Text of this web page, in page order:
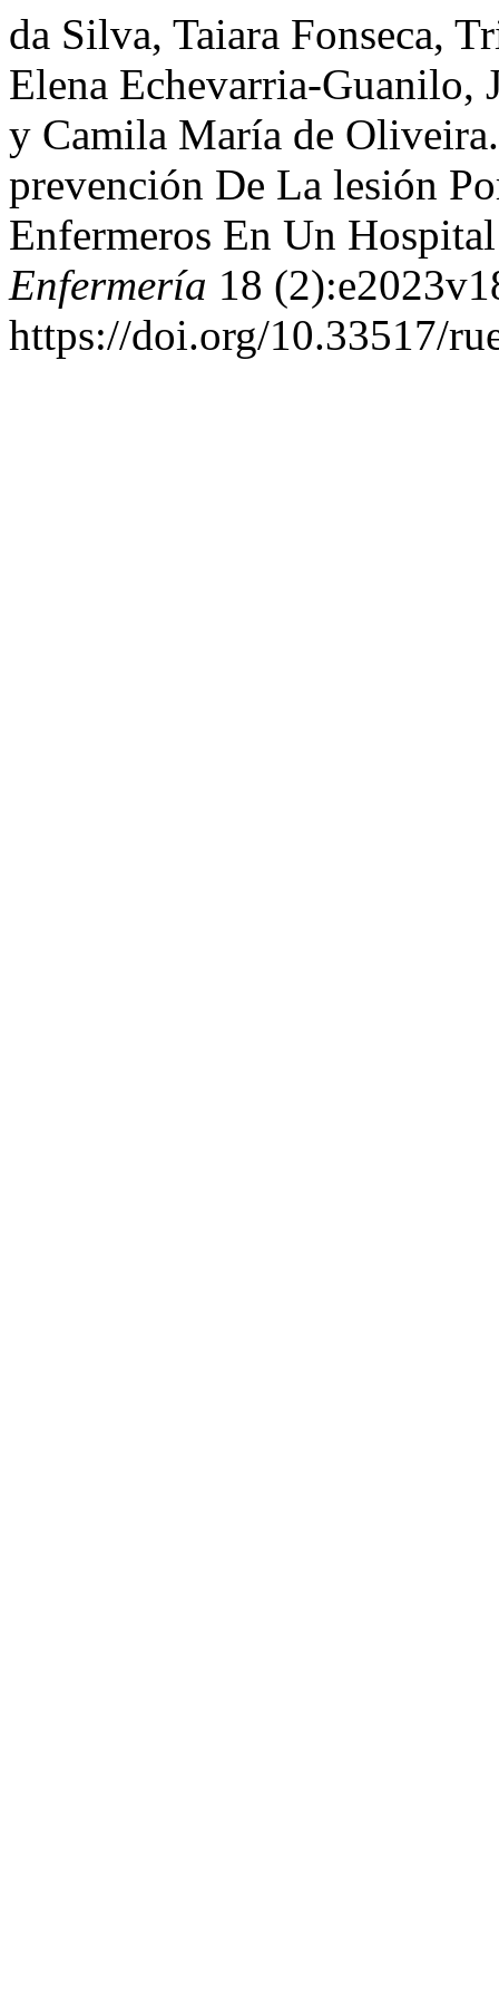
da Silva, Taiara Fonseca,
Elena Echevarria-Guanilo,
y Camila María de
prevención De La lesión
Enfermeros En Un
Enfermería 18
https://doi.org/10.33517/